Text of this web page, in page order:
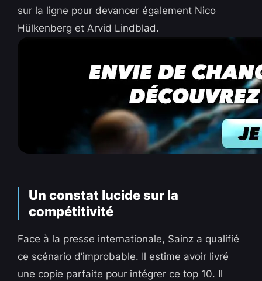
sur la ligne pour devancer également Nico
Hülkenberg et Arvid Lindblad.
Un constat lucide sur la
compétitivité
Face à la presse internationale, Sainz a qualifié
ce scénario d’improbable. Il estime avoir livré
une copie parfaite pour intégrer ce top 10. Il